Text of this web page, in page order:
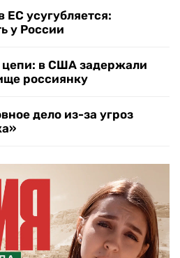
ЕС усугубляется:
у России
цепи: в США задержали
россиянку
дело из-за угроз